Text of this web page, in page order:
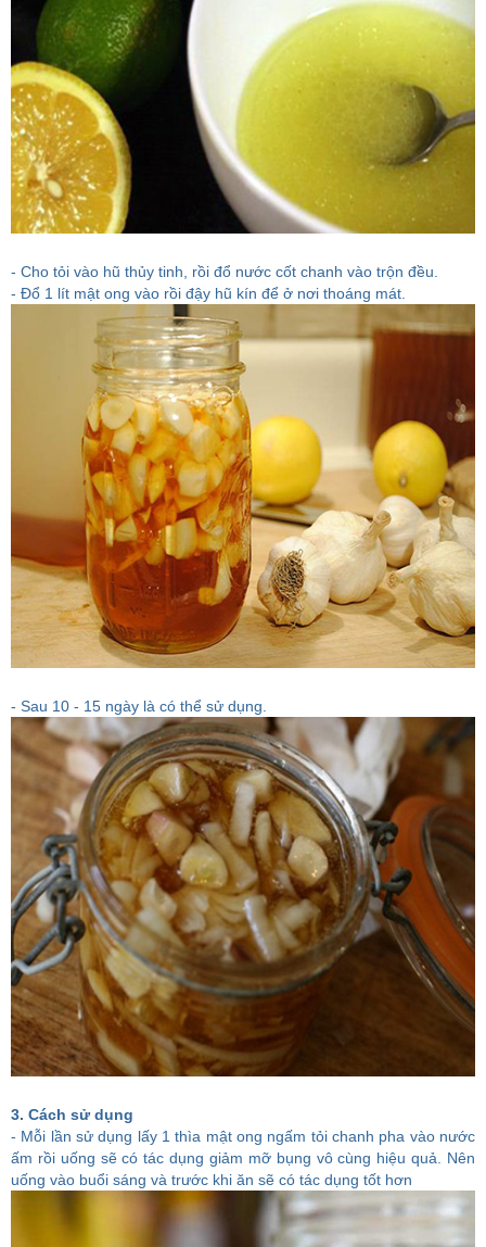
- Cho tỏi vào hũ thủy tinh, rồi đổ nước cốt chanh vào trộn đều.
- Đổ 1 lít mật ong vào rồi đậy hũ kín để ở nơi thoáng mát.
- Sau 10 - 15 ngày là có thể sử dụng.
3. Cách sử dụng
- Mỗi lần sử dụng lấy 1 thìa mật ong ngấm tỏi chanh pha vào nước
ấm rồi uống sẽ có tác dụng giảm mỡ bụng vô cùng hiệu quả. Nên
uống vào buổi sáng và trước khi ăn sẽ có tác dụng tốt hơn